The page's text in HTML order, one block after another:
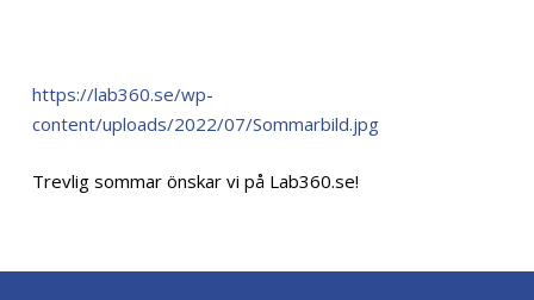
https://lab360.se/wp-
content/uploads/2022/07/Sommarbild.jpg
Trevlig sommar önskar vi på Lab360.se!